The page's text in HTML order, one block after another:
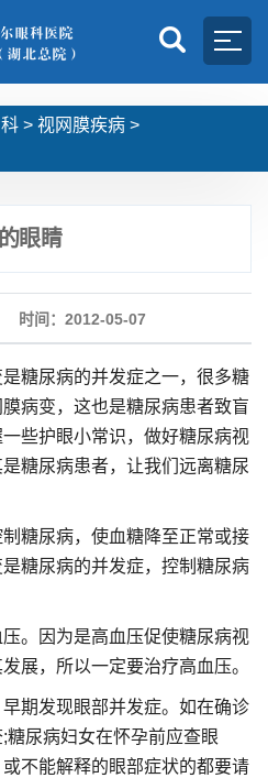
> 视网膜疾病 >
的眼睛
时间：2012-05-07
病的并发症之一，很多糖
病变，这也是糖尿病患者致盲
些护眼小常识，做好糖尿病视
糖尿病患者，让我们远离糖尿
尿病，使血糖降至正常或接
糖尿病的并发症，控制糖尿病
因为是高血压促使糖尿病视
展，所以一定要治疗高血压。
发现眼部并发症。如在确诊
尿病妇女在怀孕前应查眼
不能解释的眼部症状的都要请